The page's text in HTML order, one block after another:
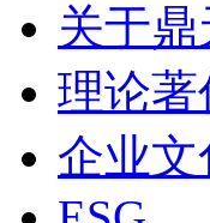
关于
理论著
企业文